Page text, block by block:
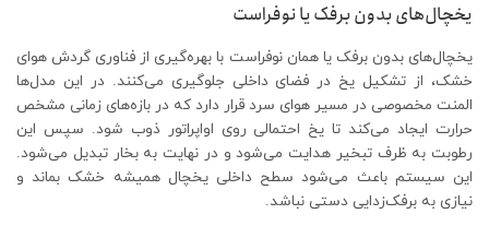
یخچال‌های بدون برفک یا نوفراست
یخچال‌های بدون برفک یا همان نوفراست با بهره‌گیری از فناوری گردش هوای
خشک، از تشکیل یخ در فضای داخلی جلوگیری می‌کنند. در این مدل‌ها
المنت مخصوصی در مسیر هوای سرد قرار دارد که در بازه‌های زمانی مشخص
حرارت ایجاد می‌کند تا یخ احتمالی روی اواپراتور ذوب شود. سپس این
رطوبت به ظرف تبخیر هدایت می‌شود و در نهایت به بخار تبدیل می‌شود.
این سیستم باعث می‌شود سطح داخلی یخچال همیشه خشک بماند و
نیازی به برفک‌زدایی دستی نباشد.